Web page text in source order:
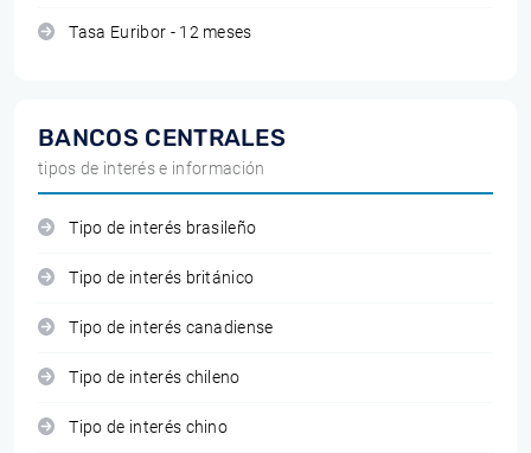
Tasa Euribor - 12 meses
BANCOS CENTRALES
tipos de interés e información
Tipo de interés brasileño
Tipo de interés británico
Tipo de interés canadiense
Tipo de interés chileno
Tipo de interés chino